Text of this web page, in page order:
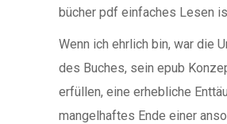
bücher pdf einfaches Lesen
Wenn ich ehrlich bin, war die
des Buches, sein epub
erfüllen, eine erhebliche
mangelhaftes Ende einer